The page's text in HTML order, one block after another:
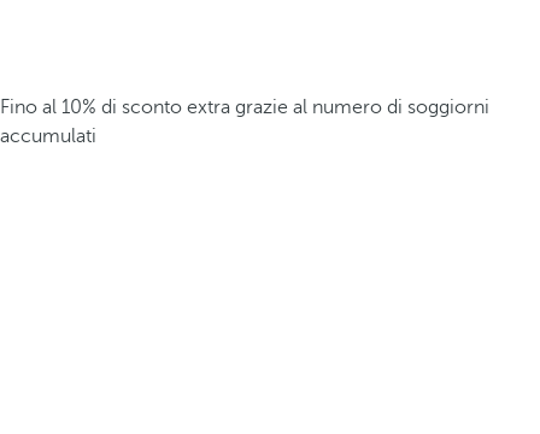
Fino al 10% di sconto extra grazie al numero di soggiorni
accumulati